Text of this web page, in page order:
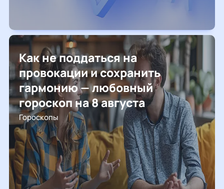
Как не поддаться на
провокации и сохранить
гармонию — любовный
гороскоп на 8 августа
Гороскопы